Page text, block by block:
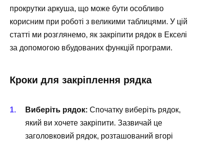
прокрутки аркуша, що може бути особливо
корисним при роботі з великими таблицями. У цій
статті ми розглянемо, як закріпити рядок в Екселі
за допомогою вбудованих функцій програми.
Кроки для закріплення рядка
Виберіть рядок: Спочатку виберіть рядок,
який ви хочете закріпити. Зазвичай це
заголовковий рядок, розташований вгорі